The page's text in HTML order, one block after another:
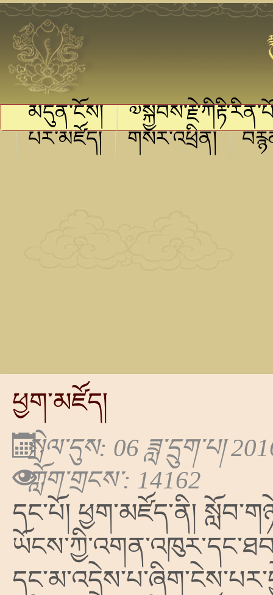
མདུན་ངོས།
པར་མཛོད།
གསར་འཕྲིན།
ཕྱག་མཛོད།
སྤེལ་དུས: 06 ཟླ་དྲུག་པ།
ཀློག་གྲངས་: 14162
དང་པོ། ཕྱག་མཛོད་ནི།